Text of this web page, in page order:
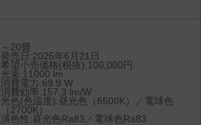
～20畳
発売日:2025年6月21日
希望小売価格(税抜):100,000円
光束:11000 lm
消費電力:69.9 W
消費効率:157.3 lm/W
光色(色温度):昼光色（6500K）／電球色
（2700K）
演色性:昼光色Ra83／電球色Ra83